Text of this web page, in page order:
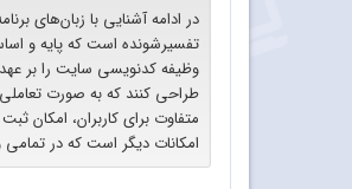
در ادامه آشنایی با زبان‌های
تفسیرشونده است که پایه و
وظیفه کدنویسی سایت را بر
طراحی کنند که به صورت
متفاوت برای کاربران، امکان
امکانات دیگر است که در